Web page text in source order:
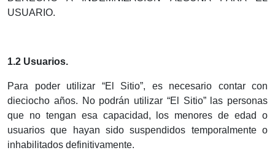
USUARIO.
1.2 Usuarios.
Para poder utilizar “El Sitio”, es necesario contar con
dieciocho años. No podrán utilizar “El Sitio” las personas
que no tengan esa capacidad, los menores de edad o
usuarios que hayan sido suspendidos temporalmente o
inhabilitados definitivamente.